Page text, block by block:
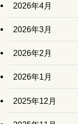
2026年4月
2026年3月
2026年2月
2026年1月
2025年12月